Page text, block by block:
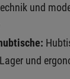
und
und